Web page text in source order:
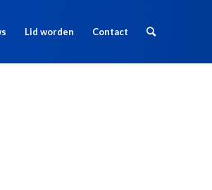
Lid worden Contact